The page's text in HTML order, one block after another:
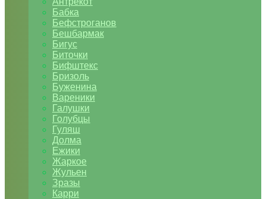
Бабка
Бефстроганов
Бешбармак
Бигус
Биточки
Бифштекс
Бризоль
Буженина
Вареники
Галушки
Голубцы
Гуляш
Долма
Ежики
Жаркое
Жульен
Зразы
Карри